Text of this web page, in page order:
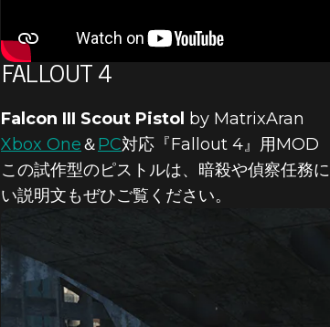
FALLOUT 4
Falcon III Scout Pistol by MatrixAran
Xbox One＆PC対応『Fallout 4』用MOD
この試作型のピストルは、暗殺や偵察任務
い説明文もぜひご覧ください。